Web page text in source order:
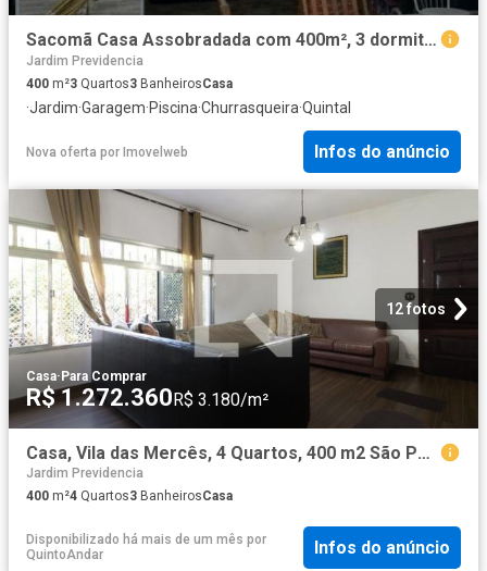
Sacomã Casa Assobradada com 400m², 3 dormitórios, 3 banheiros e 3 vagas com Es
Jardim Previdencia
400 m²3 Quartos3 BanheirosCasa
·Jardim·Garagem·Piscina·Churrasqueira·Quintal
Nova oferta por Imovelweb Infos do anúncio
12 fotos
Casa·Para Comprar
R$ 1.272.360R$ 3.180/m²
Casa, Vila das Mercês, 4 Quartos, 400 m2 São Paulo
Jardim Previdencia
400 m²4 Quartos3 BanheirosCasa
Disponibilizado há mais de um mês por
QuintoAndar
Infos do anúncio